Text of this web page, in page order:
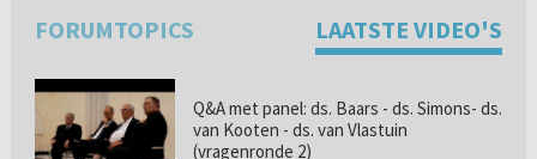
FORUMTOPICS LAATSTE VIDEO'S
Q&A met panel: ds. Baars - ds. Simons- ds.
van Kooten - ds. van Vlastuin
(vragenronde 2)